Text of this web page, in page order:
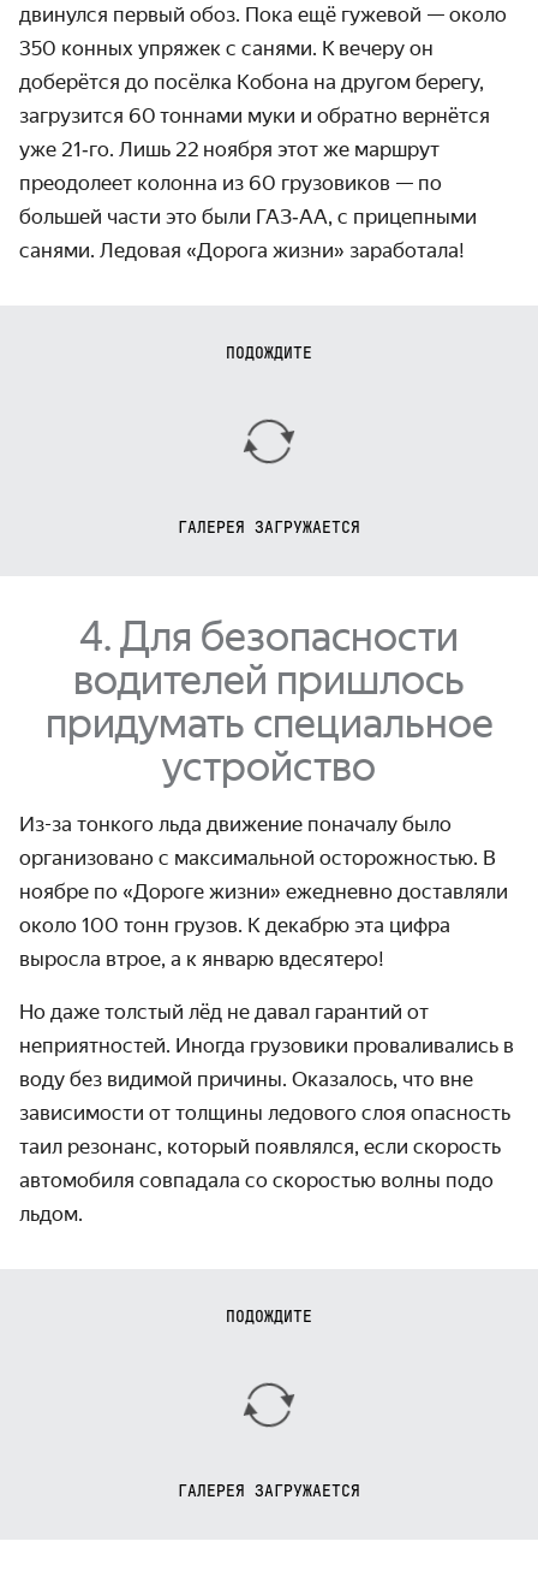
двинулся первый обоз. Пока ещё гужевой — около
350 конных упряжек с санями. К вечеру он
доберётся до посёлка Кобона на другом берегу,
загрузится 60 тоннами муки и обратно вернётся
уже 21‑го. Лишь 22 ноября этот же маршрут
преодолеет колонна из 60 грузовиков — по
большей части это были ГАЗ‑АА, с прицепными
санями. Ледовая «Дорога жизни» заработала!
ПОДОЖДИТЕ
ГАЛЕРЕЯ ЗАГРУЖАЕТСЯ
4. Для безопасности
водителей пришлось
придумать специальное
устройство
Из-за тонкого льда движение поначалу было
организовано с максимальной осторожностью. В
ноябре по «Дороге жизни» ежедневно доставляли
около 100 тонн грузов. К декабрю эта цифра
выросла втрое, а к январю вдесятеро!
Но даже толстый лёд не давал гарантий от
неприятностей. Иногда грузовики проваливались в
воду без видимой причины. Оказалось, что вне
зависимости от толщины ледового слоя опасность
таил резонанс, который появлялся, если скорость
автомобиля совпадала со скоростью волны подо
льдом.
ПОДОЖДИТЕ
ГАЛЕРЕЯ ЗАГРУЖАЕТСЯ